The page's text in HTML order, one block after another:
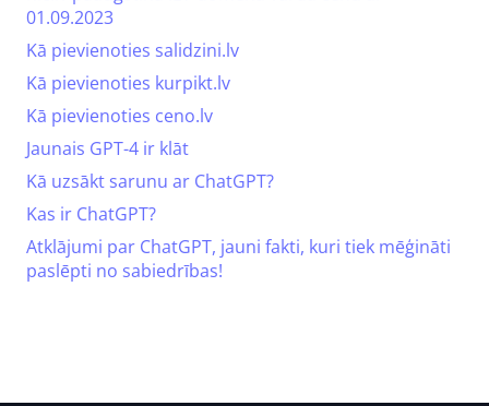
01.09.2023
Kā pievienoties salidzini.lv
Kā pievienoties kurpikt.lv
Kā pievienoties ceno.lv
Jaunais GPT-4 ir klāt
Kā uzsākt sarunu ar ChatGPT?
Kas ir ChatGPT?
Atklājumi par ChatGPT, jauni fakti, kuri tiek mēģināti
paslēpti no sabiedrības!